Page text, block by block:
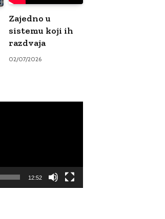
Zajedno u
sistemu koji ih
razdvaja
02/07/2026
12:52